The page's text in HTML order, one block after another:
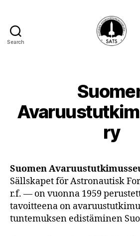
Search
ry
Suomen
Sällskapet för Astronautisk
r.f. — on vuonna 1959
tavoitteena on
tuntemuksen edistäminen